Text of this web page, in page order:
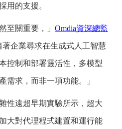
用的支援。
至關重要，」 Omdia資深總監
著企業尋求在生成式人工智慧
控制和部署靈活性，多模型
需求，而非一項功能。」
性遠超早期實驗所示，超大
大對代理程式建置和運行能